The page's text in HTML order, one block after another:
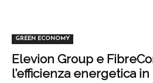
GREEN ECONOMY
Elevion Group e
l’efficienza energetica in